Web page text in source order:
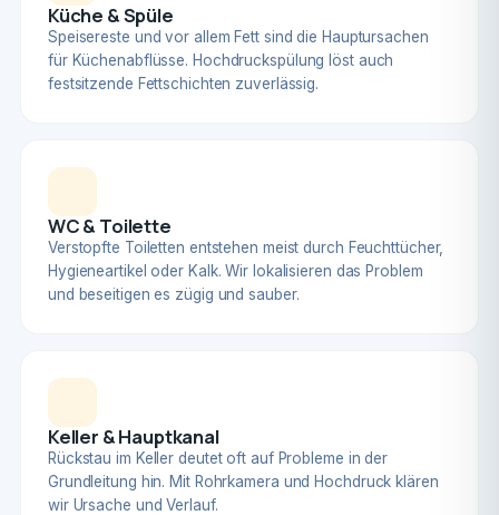
Küche & Spüle
Speisereste und vor allem Fett sind die Hauptursachen
für Küchenabflüsse. Hochdruckspülung löst auch
festsitzende Fettschichten zuverlässig.
WC & Toilette
Verstopfte Toiletten entstehen meist durch Feuchttücher,
Hygieneartikel oder Kalk. Wir lokalisieren das Problem
und beseitigen es zügig und sauber.
Keller & Hauptkanal
Rückstau im Keller deutet oft auf Probleme in der
Grundleitung hin. Mit Rohrkamera und Hochdruck klären
wir Ursache und Verlauf.